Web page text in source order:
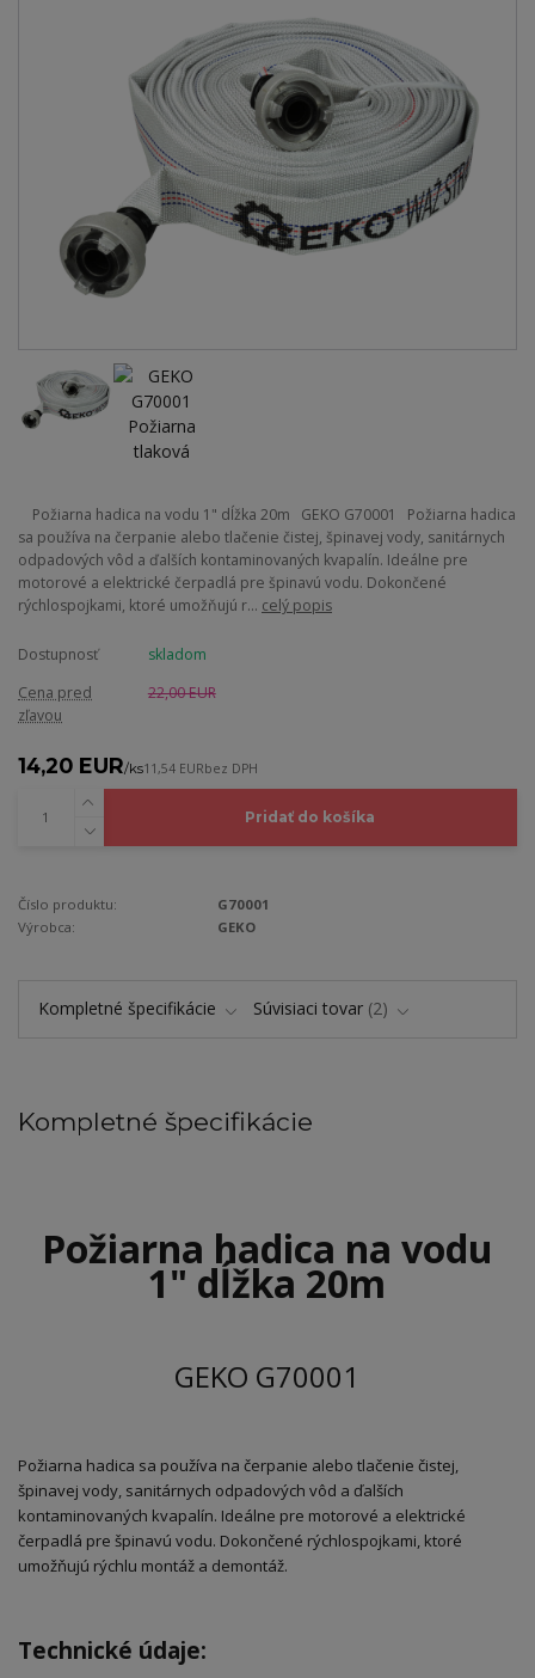
Požiarna hadica na vodu 1" dĺžka 20m GEKO G70001 Požiarna hadica
sa používa na čerpanie alebo tlačenie čistej, špinavej vody, sanitárnych
odpadových vôd a ďalších kontaminovaných kvapalín. Ideálne pre
motorové a elektrické čerpadlá pre špinavú vodu. Dokončené
rýchlospojkami, ktoré umožňujú r... celý popis
Dostupnosť
skladom
Cena pred
zľavou
22,00 EUR
14,20 EUR/ks11,54 EURbez DPH
Pridať do košíka
Číslo produktu:
G70001
Výrobca:
GEKO
Kompletné špecifikácie Súvisiaci tovar 2
Kompletné špecifikácie
Požiarna hadica na vodu
1" dĺžka 20m
GEKO G70001
Požiarna hadica sa používa na čerpanie alebo tlačenie čistej,
špinavej vody, sanitárnych odpadových vôd a ďalších
kontaminovaných kvapalín. Ideálne pre motorové a elektrické
čerpadlá pre špinavú vodu. Dokončené rýchlospojkami, ktoré
umožňujú rýchlu montáž a demontáž.
Technické údaje: